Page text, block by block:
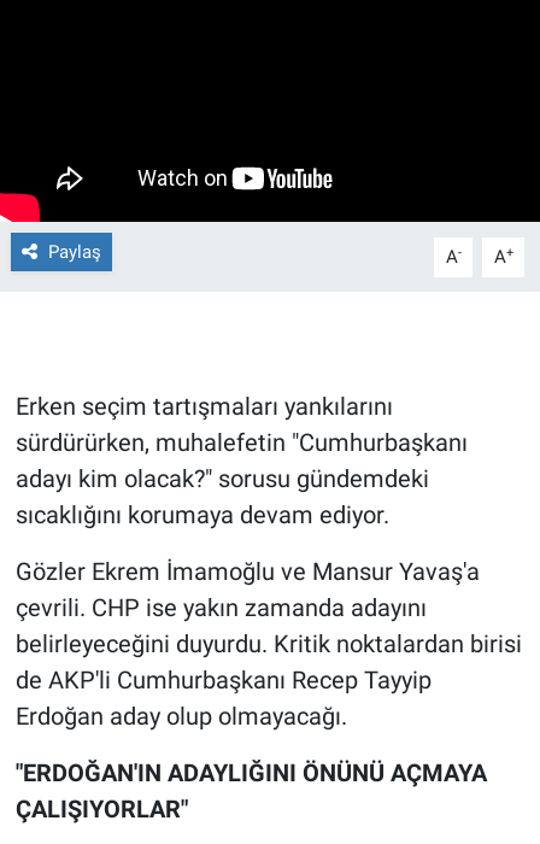
Paylaş A- A+
Erken seçim tartışmaları yankılarını
sürdürürken, muhalefetin "Cumhurbaşkanı
adayı kim olacak?" sorusu gündemdeki
sıcaklığını korumaya devam ediyor.
Gözler Ekrem İmamoğlu ve Mansur Yavaş'a
çevrili. CHP ise yakın zamanda adayını
belirleyeceğini duyurdu. Kritik noktalardan birisi
de AKP'li Cumhurbaşkanı Recep Tayyip
Erdoğan aday olup olmayacağı.
"ERDOĞAN'IN ADAYLIĞINI ÖNÜNÜ AÇMAYA
ÇALIŞIYORLAR"
Gün Ortası
Günün görüntüsü
Haber
İlan
Kimdir
Koronavirüs
Ne demişti
Nedir